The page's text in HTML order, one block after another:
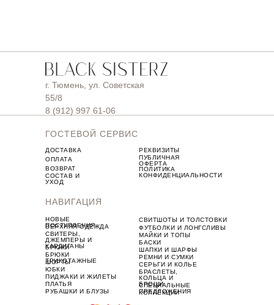
ГОСТЕВОЙ СЕРВИС
г. Тюмень, ул. Советская
55/8
8 (912) 997 61-06
НАВИГАЦИЯ
ДОСТАВКА
ВОЗВРАТ
СОСТАВ И
УХОД
РЕКВИЗИТЫ
ПОЛИТИКА
КОНФИДЕНЦИАЛЬНОСТИ
ОПЛАТА
ПУБЛИЧНАЯ
ОФЕРТА
ПЛАТЬЯ
ПИДЖАКИ И ЖИЛЕТЫ
НОВЫЕ
ПОСТУПЛЕНИЯ
СВИТЕРЫ,
ДЖЕМПЕРЫ И
КАРДИГАНЫ
ШОРТЫ
БРЮКИ
ТРИКОТАЖНЫЕ
БРЮКИ
ЮБКИ
ВЕРХНЯЯ ОДЕЖДА
РУБАШКИ И БЛУЗЫ
СПЕЦИАЛЬНЫЕ
ПРЕДЛОЖЕНИЯ
КОЛЛЕКЦИИ
БАСКИ
РЕМНИ И СУМКИ
ФУТБОЛКИ И ЛОНГСЛИВЫ
СВИТШОТЫ И ТОЛСТОВКИ
МАЙКИ И ТОПЫ
БРАСЛЕТЫ,
КОЛЬЦА И
БРОШИ
СЕРЬГИ И КОЛЬЕ
ШАПКИ И ШАРФЫ